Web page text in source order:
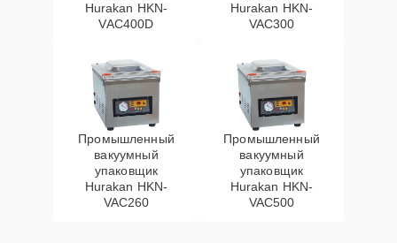
Hurakan HKN-
VAC400D
Hurakan HKN-
VAC300
Промышленный
вакуумный
упаковщик
Hurakan HKN-
VAC260
Промышленный
вакуумный
упаковщик
Hurakan HKN-
VAC500